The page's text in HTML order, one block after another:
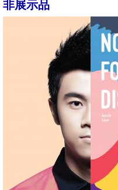
非展示品